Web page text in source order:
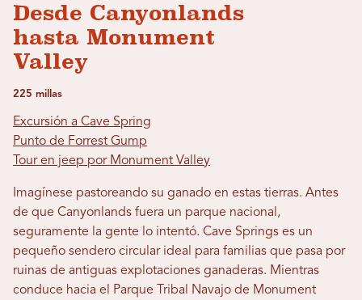
Desde Canyonlands
hasta Monument
Valley
225 millas
Excursión a Cave Spring
Punto de Forrest Gump
Tour en jeep por Monument Valley
Imagínese pastoreando su ganado en estas tierras. Antes
de que Canyonlands fuera un parque nacional,
seguramente la gente lo intentó. Cave Springs es un
pequeño sendero circular ideal para familias que pasa por
ruinas de antiguas explotaciones ganaderas. Mientras
conduce hacia el Parque Tribal Navajo de Monument